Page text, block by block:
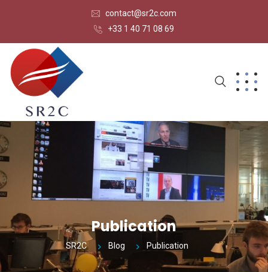
contact@sr2c.com
+33 1 40 71 08 69
Publication
SR2C Blog Publication